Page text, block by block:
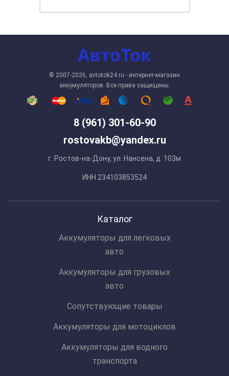
8 (961) 301-60-90
rostovakb@yandex.ru
г. Ростов-на-Дону, ул. Нансена, д. 103м
ИНН 234103853524
© 2007-2026, avtotok24.ru - интернет-магазин
аккумуляторов. Все права защищены.
Каталог
Аккумуляторы для легковых
авто
Аккумуляторы для грузовых
авто
Сопутствующие товары
Аккумуляторы для мотоциклов
Аккумуляторы для водного
транспорта